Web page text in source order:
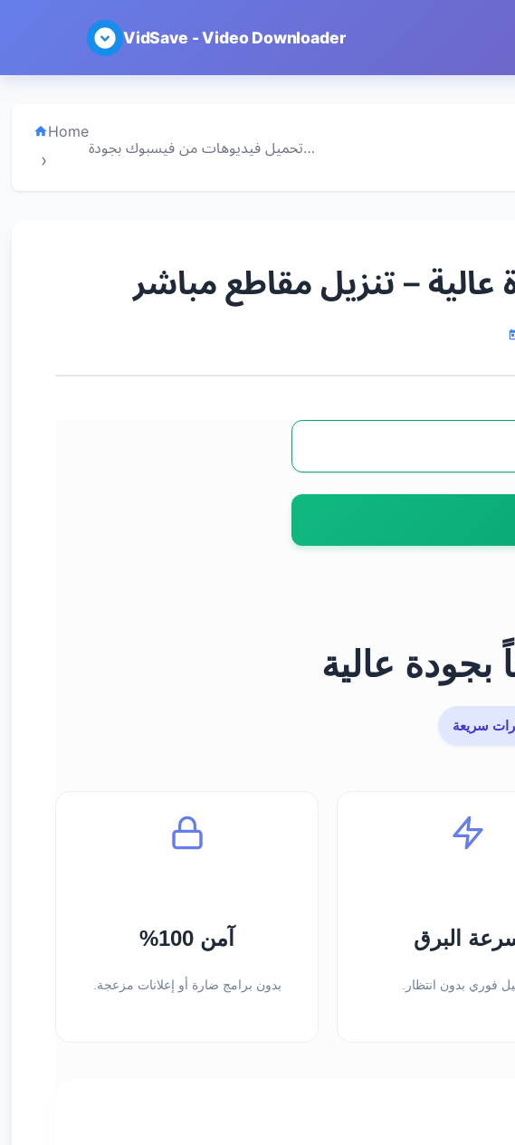
VidSave - Video Downloader
Home
تحميل فيديوهات من فيسبوك بجودة…
بجودة عالية
سريعة
البرق
فوري بدون انتظار.
آمن 100%
بدون برامج ضارة أو إعلانات مزعجة.